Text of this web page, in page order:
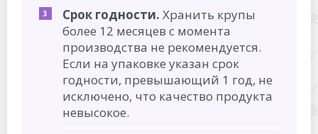
Срок годности. Хранить крупы
более 12 месяцев с момента
производства не рекомендуется.
Если на упаковке указан срок
годности, превышающий 1 год, не
исключено, что качество продукта
невысокое.